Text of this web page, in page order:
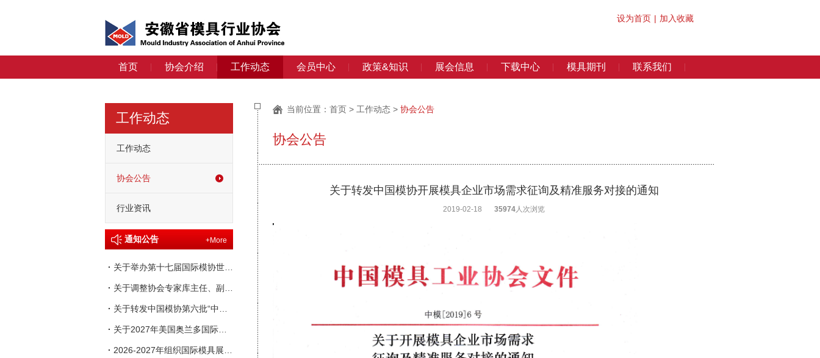
设为首页 | 加入收藏
首页 协会介绍 工作动态 会员中心 政策&知识 展会信息 下载中心 模具期刊 联系我们
工作动态
工作动态
协会公告
行业资讯
+More
通知公告
· 关于举办第十七届国际模协世界大会的通知
· 关于调整协会专家库主任、副主任人选的通知
· 关于转发中国模协第六批“中国模具行业企业信用等级评价”申报工作的通知
· 关于2027年美国奥兰多国际塑料展览会（NPE）参展的邀请函
· 2026-2027年组织国际模具展会一览表
当前位置： 首页 > 工作动态 > 协会公告
协会公告
关于转发中国模协开展模具企业市场需求征询及精准服务对接的通知
2019-02-18 35974人次浏览